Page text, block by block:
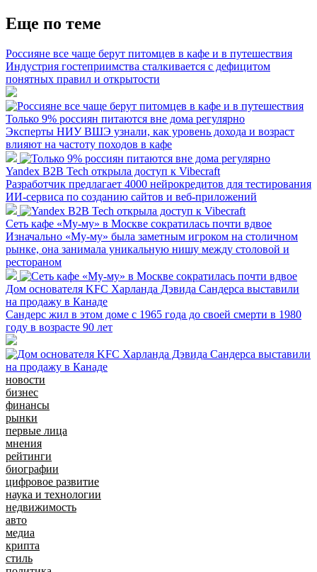
Еще по теме
Россияне все чаще берут питомцев в кафе и в путешествия
Индустрия гостеприимства сталкивается с дефицитом
понятных правил и открытости
Только 9% россиян питаются вне дома регулярно
Эксперты НИУ ВШЭ узнали, как уровень дохода и возраст
влияют на частоту походов в кафе
Yandex B2B Tech открыла доступ к Vibecraft
Разработчик предлагает 4000 нейрокредитов для тестирования
ИИ-сервиса по созданию сайтов и веб-приложений
Сеть кафе «Му-му» в Москве сократилась почти вдвое
Изначально «Му-му» была заметным игроком на столичном
рынке, она занимала уникальную нишу между столовой и
рестораном
Дом основателя KFC Харланда Дэвида Сандерса выставили
на продажу в Канаде
Сандерс жил в этом доме с 1965 года до своей смерти в 1980
году в возрасте 90 лет
новости
бизнес
финансы
рынки
первые лица
мнения
рейтинги
биографии
цифровое развитие
наука и технологии
недвижимость
авто
медиа
крипта
стиль